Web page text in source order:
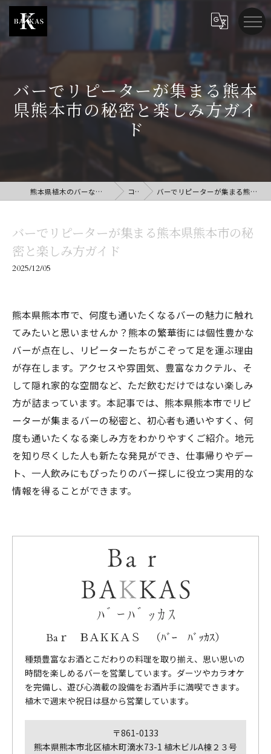
バーでリピーターが集まる熊本
県熊本市の秘密と楽しみ方ガイ
ド
熊本県植木のバーならBar BAKKAS (バー バッカス) コラム バーでリピーターが集まる熊本県熊本市の秘密と楽しみ方ガイド
バーでリピーターが集まる熊本県熊本市の秘
密と楽しみ方ガイド
2025/12/05
熊本県熊本市で、何度も通いたくなるバーの魅力に触れ
てみたいと思いませんか？熊本の繁華街には個性豊かな
バーが点在し、リピーターたちがこぞって足を運ぶ理由
が存在します。アクセスや雰囲気、豊富なカクテル、そ
して隠れ家的な空間など、ただ飲むだけではない楽しみ
方が詰まっています。本記事では、熊本県熊本市でリピ
ーターが集まるバーの秘密と、初心者も通いやすく、何
度も通いたくなる楽しみ方をわかりやすくご紹介。地元
を知り尽くした人も新たな発見ができ、仕事帰りやデー
ト、一人飲みにもぴったりのバー探しに役立つ実用的な
情報を得ることができます。
Baｒ ＢＡＫＫＡＳ （ﾊﾞｰ ﾊﾞｯｶｽ）
種類豊富なお酒とこだわりの料理を取り揃え、思い思いの
時間を楽しめるバーを営業しています。ダーツやカラオケ
を完備し、遊び心満載の設備をお酒片手に満喫できます。
植木で週末や祝日は昼から営業しています。
〒861-0133
熊本県熊本市北区植木町滴水73-1 植木ビルA棟２３号